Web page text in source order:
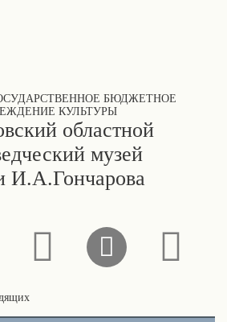
БЮДЖЕТНОЕ
КУЛЬТУРЫ
областной
музей
И.А.Гончарова